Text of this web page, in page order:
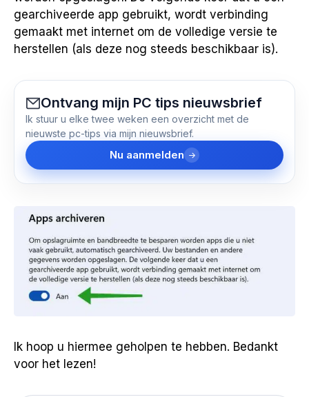
gearchiveerde app gebruikt, wordt verbinding
gemaakt met internet om de volledige versie te
herstellen (als deze nog steeds beschikbaar is).
Ontvang mijn PC tips nieuwsbrief
Ik stuur u elke twee weken een overzicht met de
nieuwste pc-tips via mijn nieuwsbrief.
Nu aanmelden
Ik hoop u hiermee geholpen te hebben. Bedankt
voor het lezen!